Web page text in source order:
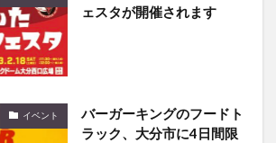
ェスタが開催されます
イベント
バーガーキングのフードト
ラック、大分市に4日間限